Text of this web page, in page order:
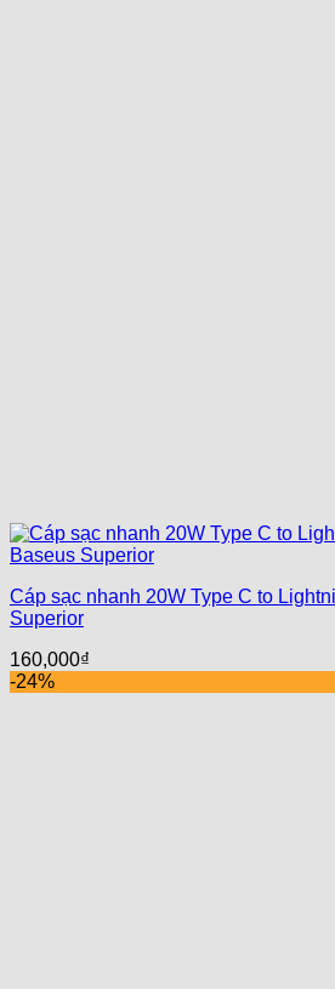
Cáp sạc nhanh 20W Type C to
Superior
160,000₫
-24%